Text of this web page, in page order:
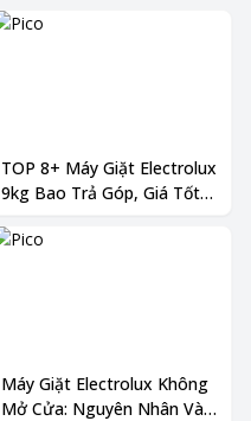
TOP 8+ Máy Giặt Electrolux
9kg Bao Trả Góp, Giá Tốt
Máy Giặt Electrolux Không
Mở Cửa: Nguyên Nhân Và